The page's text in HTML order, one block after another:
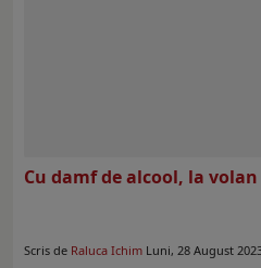
Cu damf de alcool, la volan
Scris de Raluca Ichim Luni, 28 August